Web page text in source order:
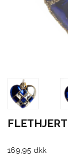
169,95 dkk